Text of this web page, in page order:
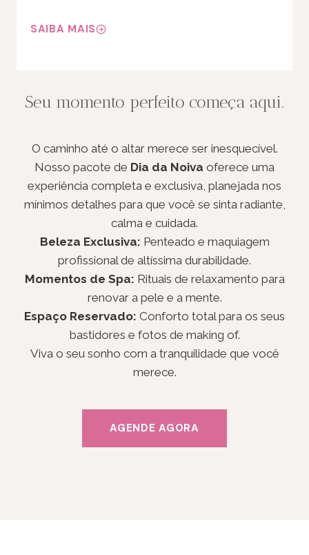
SAIBA MAIS
Seu momento perfeito começa aqui.
O caminho até o altar merece ser inesquecível.
Nosso pacote de Dia da Noiva oferece uma
experiência completa e exclusiva, planejada nos
mínimos detalhes para que você se sinta radiante,
calma e cuidada.
Beleza Exclusiva: Penteado e maquiagem
profissional de altíssima durabilidade.
Momentos de Spa: Rituais de relaxamento para
renovar a pele e a mente.
Espaço Reservado: Conforto total para os seus
bastidores e fotos de making of.
Viva o seu sonho com a tranquilidade que você
merece.
AGENDE AGORA